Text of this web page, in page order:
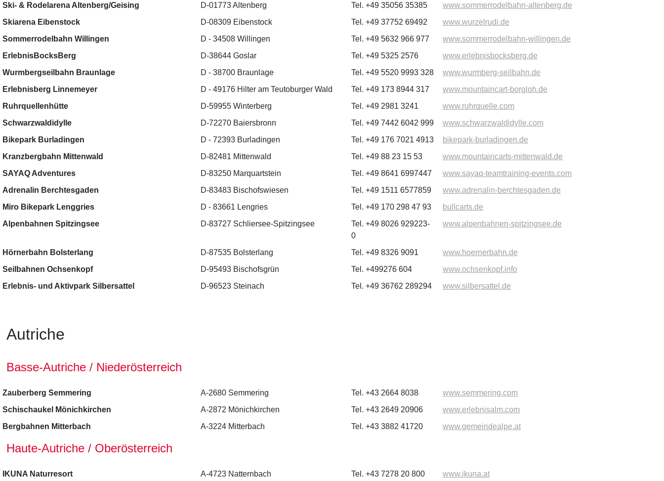
Ski- & Rodelarena Altenberg/Geising D-01773 Altenberg Tel. +49 35056 35385
www.sommerrodelbahn-altenberg.de
Skiarena Eibenstock
D-08309 Eibenstock Tel. +49 37752 69492
www.wurzelrudi.de
Sommerrodelbahn Willingen
D - 34508 Willingen Tel. +49 5632 966 977
www.sommerrodelbahn-willingen.de
ErlebnisBocksBerg
D-38644 Goslar Tel. +49 5325 2576
www.erlebnisbocksberg.de
Wurmbergseilbahn Braunlage
D - 38700 Braunlage Tel. +49 5520 9993 328
www.wurmberg-seilbahn.de
Erlebnisberg Linnemeyer
D - 49176 Hilter am Teutoburger Wald Tel. +49 173 8944 317
www.mountaincart-borgloh.de
Ruhrquellenhütte
D-59955 Winterberg Tel. +49 2981 3241
www.ruhrquelle.com
Schwarzwaldidylle
D-72270 Baiersbronn Tel. +49 7442 6042 999
www.schwarzwaldidylle.com
Bikepark Burladingen
D - 72393 Burladingen Tel. +49 176 7021 4913
bikepark-burladingen.de
Kranzbergbahn Mittenwald
D-82481 Mittenwald Tel. +49 88 23 15 53
www.mountaincarts-mittenwald.de
SAYAQ Adventures
D-83250 Marquartstein Tel. +49 8641 6997447
www.sayaq-teamtraining-events.com
Adrenalin Berchtesgaden
D-83483 Bischofswiesen Tel. +49 1511 6577859
www.adrenalin-berchtesgaden.de
Miro Bikepark Lenggries
D - 83661 Lengries Tel. +49 170 298 47 93
bullcarts.de
Alpenbahnen Spitzingsee
D-83727 Schliersee-Spitzingsee
Tel. +49 8026 929223-
0
www.alpenbahnen-spitzingsee.de
Hörnerbahn Bolsterlang D-87535 Bolsterlang Tel. +49 8326 9091
www.hoernerbahn.de
Seilbahnen Ochsenkopf
D-95493 Bischofsgrün Tel. +499276 604
www.ochsenkopf.info
Erlebnis- und Aktivpark Silbersattel
D-96523 Steinach Tel. +49 36762 289294 www.silbersattel.de
Autriche
Basse-Autriche / Niederösterreich
Zauberberg Semmering A-2680 Semmering Tel. +43 2664 8038
www.semmering.com
Schischaukel Mönichkirchen
A-2872 Mönichkirchen Tel. +43 2649 20906
www.erlebnisalm.com
Bergbahnen Mitterbach
A-3224 Mitterbach Tel. +43 3882 41720 www.gemeindealpe.at
Haute-Autriche / Oberösterreich
IKUNA Naturresort A-4723 Natternbach Tel. +43 7278 20 800 www.ikuna.at